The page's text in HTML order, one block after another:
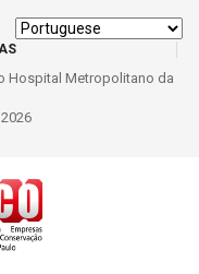
Hospital Metropolitano da
trabalhadores